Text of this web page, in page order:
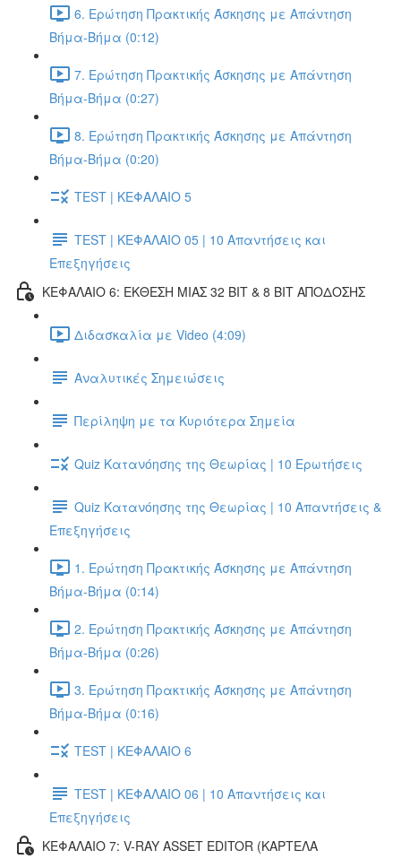
6. Ερώτηση Πρακτικής Άσκησης με Απάντηση
Βήμα-Βήμα (0:12)
7. Ερώτηση Πρακτικής Άσκησης με Απάντηση
Βήμα-Βήμα (0:27)
8. Ερώτηση Πρακτικής Άσκησης με Απάντηση
Βήμα-Βήμα (0:20)
TEST | ΚΕΦΑΛΑΙΟ 5
TEST | ΚΕΦΑΛΑΙΟ 05 | 10 Απαντήσεις και
Επεξηγήσεις
ΚΕΦΑΛΑΙΟ 6: ΕΚΘΕΣΗ ΜΙΑΣ 32 BIT & 8 BIT ΑΠΟΔΟΣΗΣ
Διδασκαλία με Video (4:09)
Αναλυτικές Σημειώσεις
Περίληψη με τα Κυριότερα Σημεία
Quiz Κατανόησης της Θεωρίας | 10 Ερωτήσεις
Quiz Κατανόησης της Θεωρίας | 10 Απαντήσεις &
Επεξηγήσεις
1. Ερώτηση Πρακτικής Άσκησης με Απάντηση
Βήμα-Βήμα (0:14)
2. Ερώτηση Πρακτικής Άσκησης με Απάντηση
Βήμα-Βήμα (0:26)
3. Ερώτηση Πρακτικής Άσκησης με Απάντηση
Βήμα-Βήμα (0:16)
TEST | ΚΕΦΑΛΑΙΟ 6
TEST | ΚΕΦΑΛΑΙΟ 06 | 10 Απαντήσεις και
Επεξηγήσεις
ΚΕΦΑΛΑΙΟ 7: V-RAY ASSET EDITOR (ΚΑΡΤΕΛΑ